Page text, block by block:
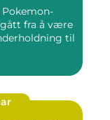
fra å være
til